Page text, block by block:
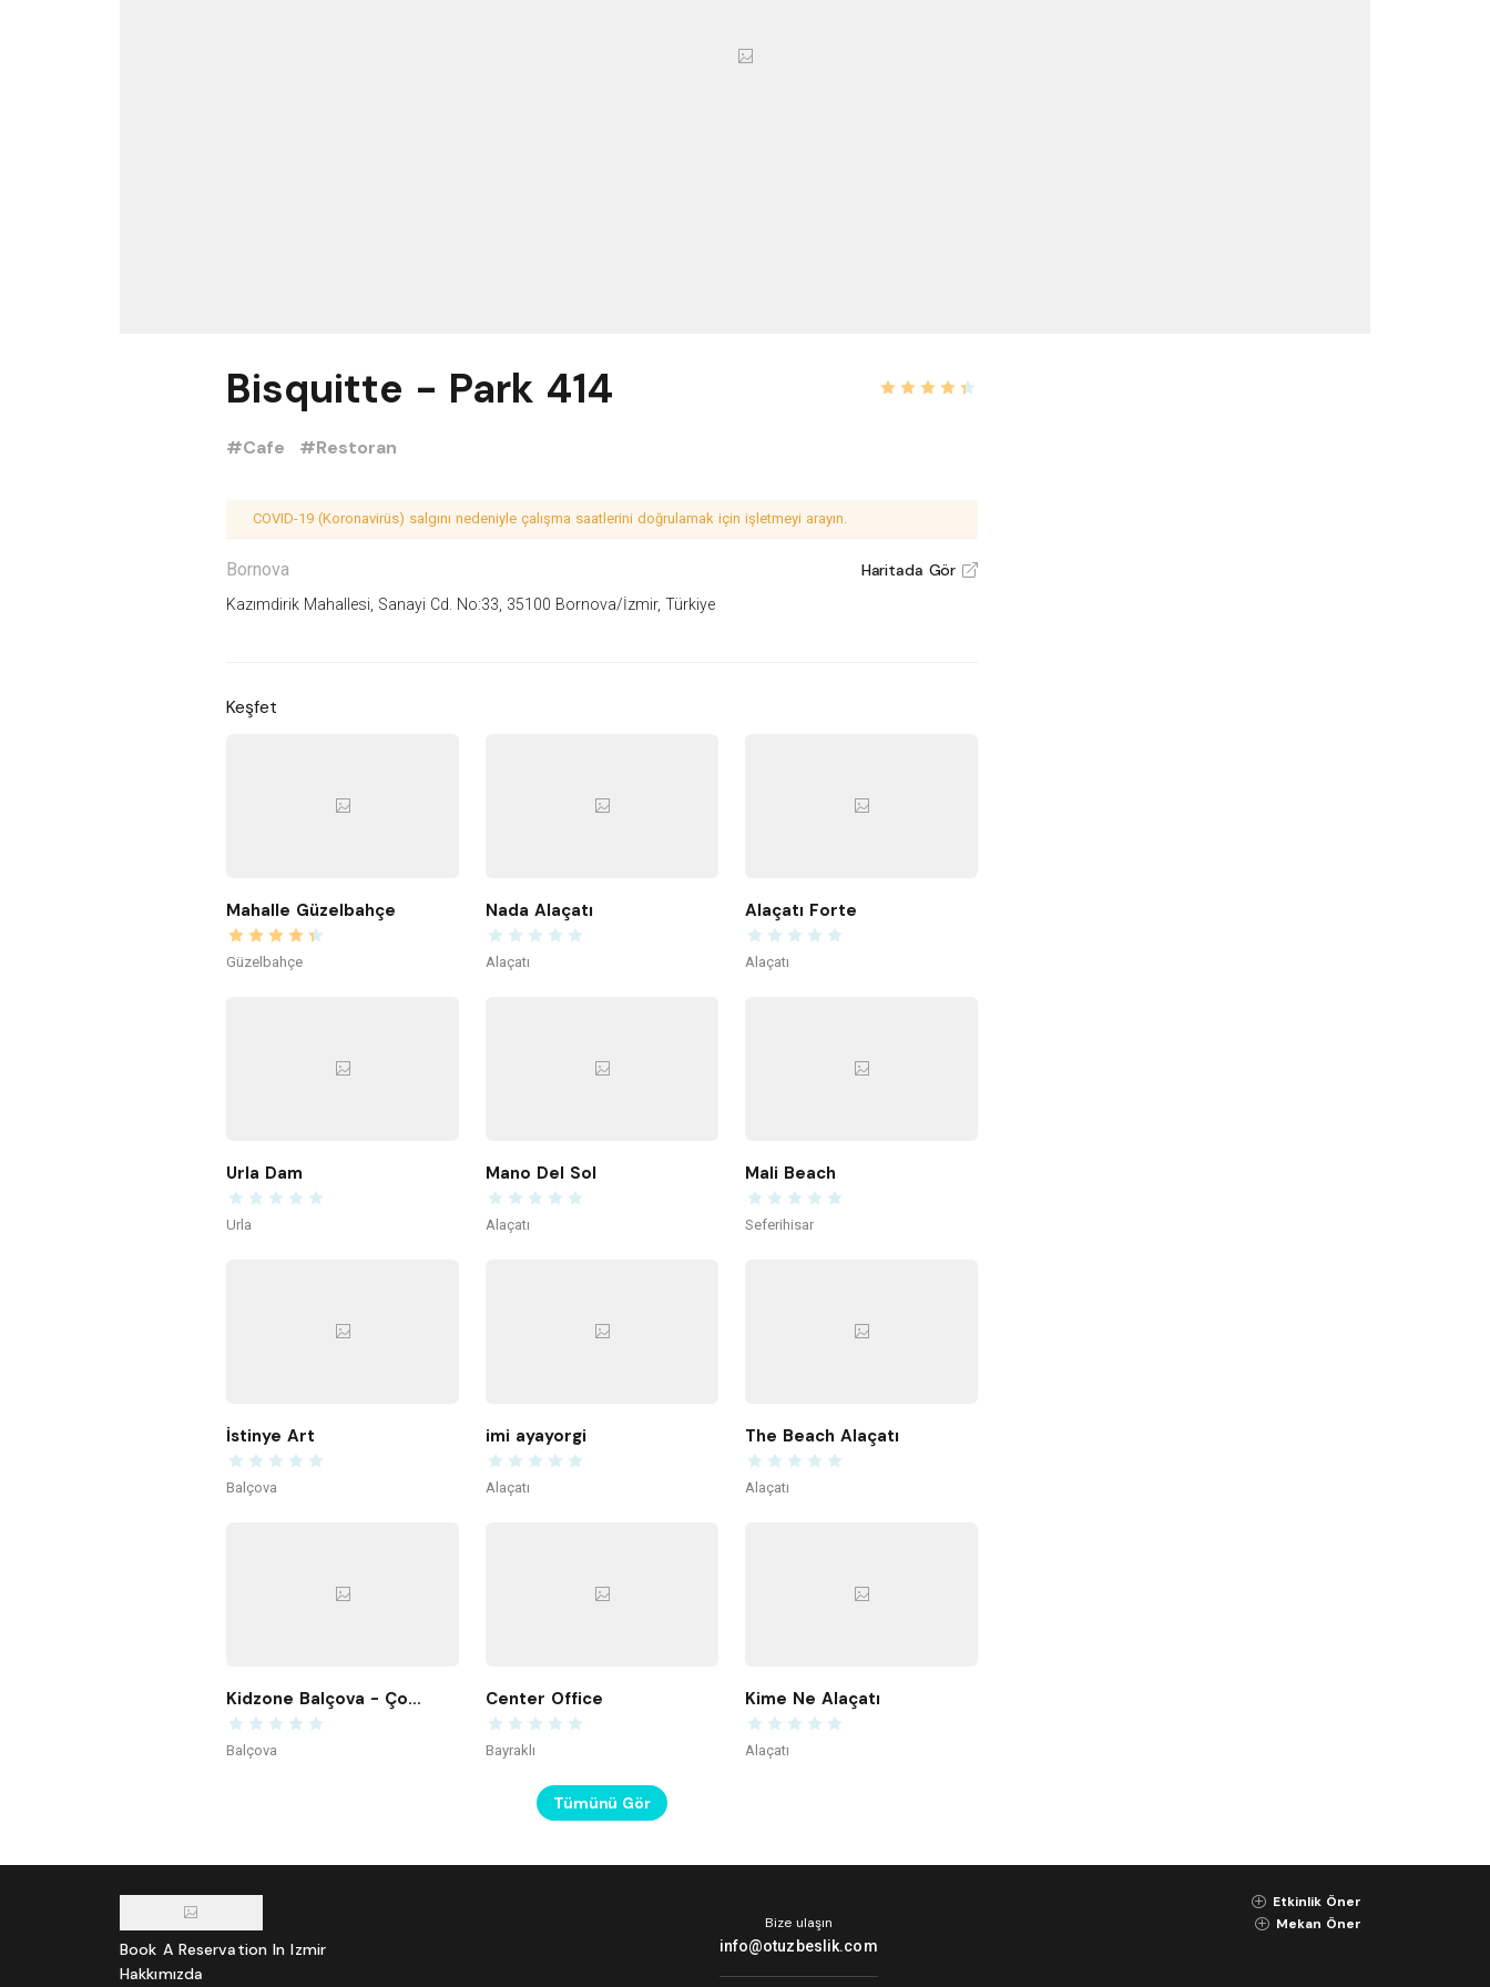
Bisquitte - Park 414
#Cafe #Restoran
COVID-19 (Koronavirüs) salgını nedeniyle çalışma saatlerini doğrulamak için işletmeyi arayın.
Bornova Haritada Gör V
Kazımdirik Mahallesi, Sanayi Cd. No:33, 35100 Bornova/İzmir, Türkiye
Keşfet
Mahalle Güzelbahçe
Güzelbahçe
Nada Alaçatı
Alaçatı
Alaçatı Forte
Alaçatı
Urla Dam
Urla
Mano Del Sol
Alaçatı
Mali Beach
Seferihisar
İstinye Art
Balçova
imi ayayorgi
Alaçatı
The Beach Alaçatı
Alaçatı
Kidzone Balçova - Çocuk Gelişim ve Aktivite Merkezi
Balçova
Center Office
Bayraklı
Kime Ne Alaçatı
Alaçatı
Tümünü Gör
Book A Reservation In Izmir
Hakkımızda
Bize ulaşın
info@otuzbeslik.com
K Etkinlik Öner
K Mekan Öner